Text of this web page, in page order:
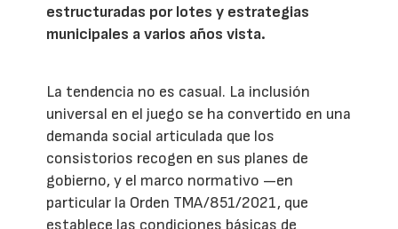
estructuradas por lotes y estrategias
municipales a varios años vista.
La tendencia no es casual. La inclusión
universal en el juego se ha convertido en una
demanda social articulada que los
consistorios recogen en sus planes de
gobierno, y el marco normativo —en
particular la Orden TMA/851/2021, que
establece las condiciones básicas de